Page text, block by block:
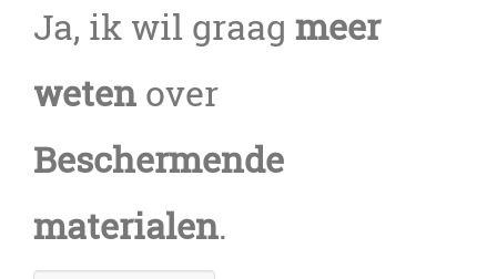
Ja, ik wil graag meer
weten over
Beschermende
materialen.